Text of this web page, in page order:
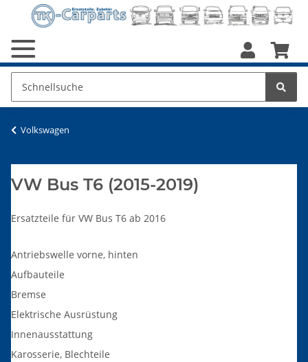
Volkswagen
VW Bus T6 (2015-2019)
Ersatzteile für VW Bus T6 ab 2016
Antriebswelle vorne, hinten
Aufbauteile
Bremse
Elektrische Ausrüstung
Innenausstattung
Karosserie, Blechteile